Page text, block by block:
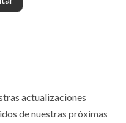
actualizaciones
de nuestras próximas